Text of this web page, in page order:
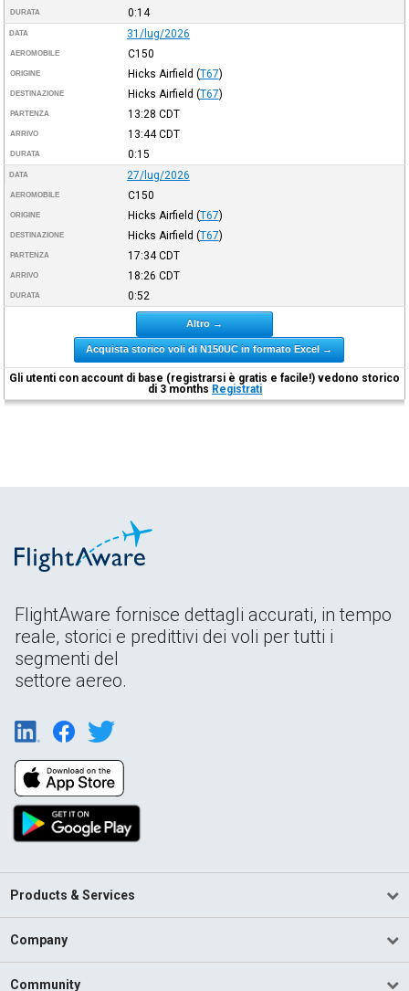
DURATA 0:14
DATA 31/lug/2026
AEROMOBILE C150
ORIGINE Hicks Airfield (T67)
DESTINAZIONE Hicks Airfield (T67)
PARTENZA 13:28 CDT
ARRIVO 13:44CDT
DURATA 0:15
DATA 27/lug/2026
AEROMOBILE C150
ORIGINE Hicks Airfield (T67)
DESTINAZIONE Hicks Airfield (T67)
PARTENZA 17:34CDT
ARRIVO 18:26 CDT
DURATA 0:52
Altro →
Acquista storico voli di N150UC in formato Excel →
Gli utenti con account di base (registrarsi è gratis e facile!) vedono storico
di 3 months Registrati
FlightAware fornisce dettagli accurati, in tempo
reale, storici e predittivi dei voli per tutti i
segmenti del
settore aereo.
Products & Services
Company
Community